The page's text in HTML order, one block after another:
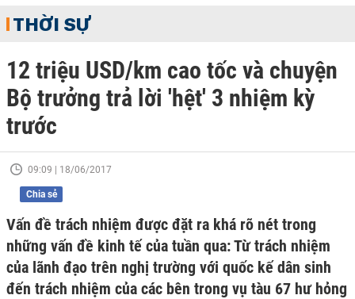
THỜI SỰ
12 triệu USD/km cao tốc và chuyện
Bộ trưởng trả lời 'hệt' 3 nhiệm kỳ
trước
09:09 | 18/06/2017
Chia sẻ
Vấn đề trách nhiệm được đặt ra khá rõ nét trong
những vấn đề kinh tế của tuần qua: Từ trách nhiệm
của lãnh đạo trên nghị trường với quốc kế dân sinh
đến trách nhiệm của các bên trong vụ tàu 67 hư hỏng